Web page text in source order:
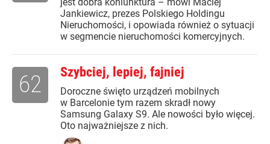
Jankiewicz, prezes Polskiego Holdingu
Nieruchomości, i opowiada również o sytuacji
w segmencie nieruchomości komercyjnych.
Szybciej, lepiej, fajniej
Doroczne święto urządzeń mobilnych
w Barcelonie tym razem skradł nowy
Samsung Galaxy S9. Ale nowości było więcej.
Oto najważniejsze z nich.
62